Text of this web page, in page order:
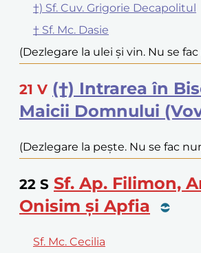
†) Sf. Cuv. Grigorie Decapolitul
† Sf. Mc. Dasie
(Dezlegare la ulei și vin. Nu se
21 V (†) Intrarea în
Maicii Domnului
(Dezlegare la pește. Nu se fac
22 S Sf. Ap. Filimon,
Onisim și Apfia
Sf. Mc. Cecilia